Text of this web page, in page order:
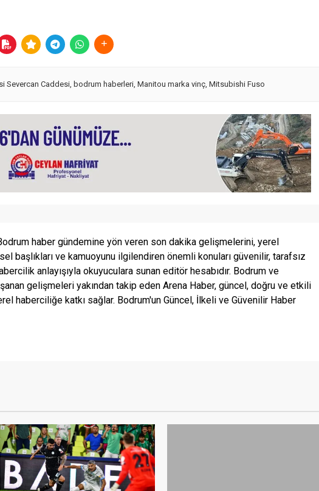
Severcan Caddesi, bodrum haberleri, Manitou marka vinç, Mitsubishi Fuso
haber gündemine yön veren son dakika gelişmelerini, yerel
başlıkları ve kamuoyunu ilgilendiren önemli konuları güvenilir, tarafsız
anlayışıyla okuyuculara sunan editör hesabıdır. Bodrum ve
gelişmeleri yakından takip eden Arena Haber, güncel, doğru ve etkili
haberciliğe katkı sağlar. Bodrum'un Güncel, İlkeli ve Güvenilir Haber